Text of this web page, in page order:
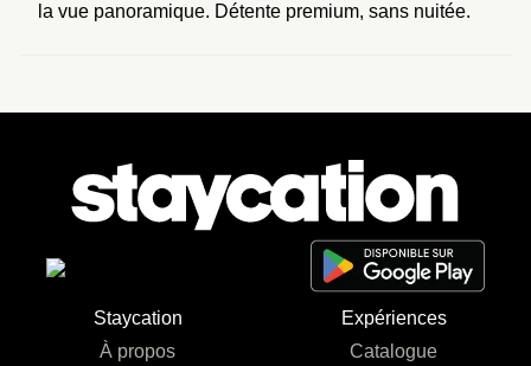
la vue panoramique. Détente premium, sans nuitée.
Staycation
À propos
Expériences
Catalogue